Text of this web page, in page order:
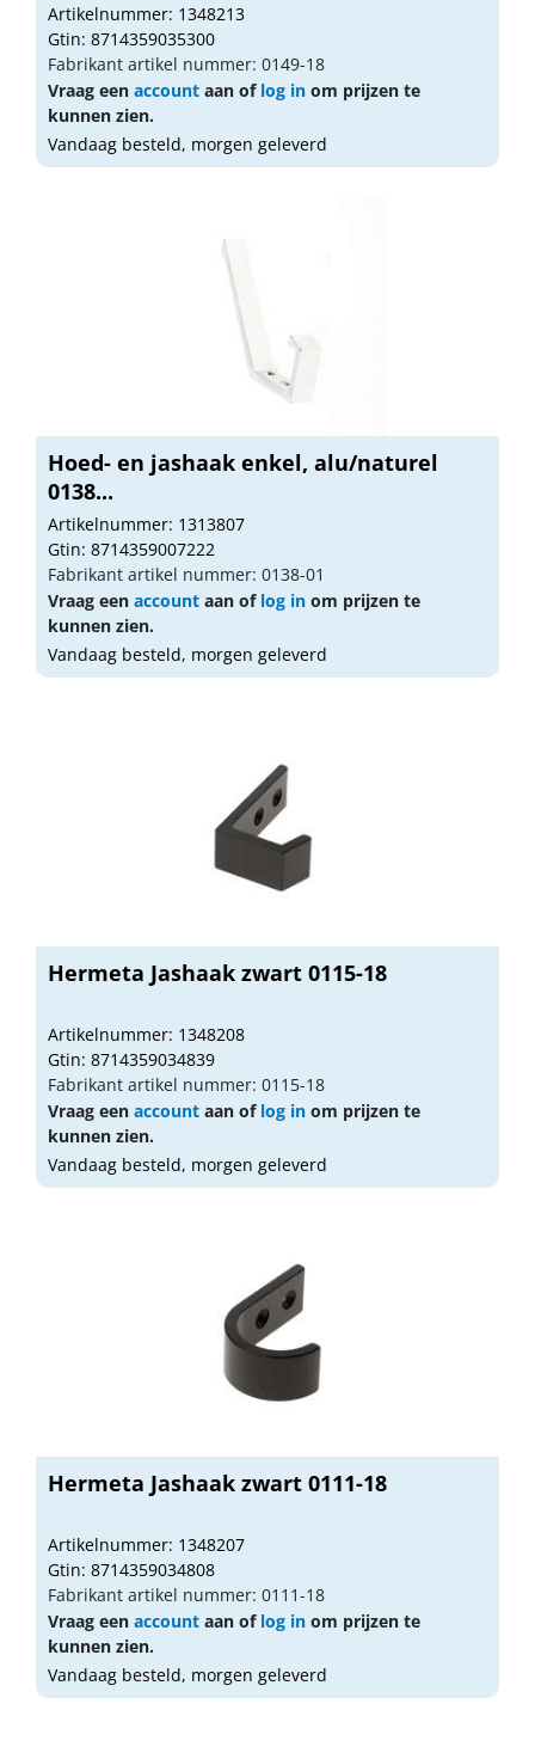
Artikelnummer: 1348213
Gtin: 8714359035300
Fabrikant artikel nummer: 0149-18
Vraag een account aan of log in om prijzen te
kunnen zien.
Vandaag besteld, morgen geleverd
Hoed- en jashaak enkel, alu/naturel
0138...
Artikelnummer: 1313807
Gtin: 8714359007222
Fabrikant artikel nummer: 0138-01
Vraag een account aan of log in om prijzen te
kunnen zien.
Vandaag besteld, morgen geleverd
Hermeta Jashaak zwart 0115-18
Artikelnummer: 1348208
Gtin: 8714359034839
Fabrikant artikel nummer: 0115-18
Vraag een account aan of log in om prijzen te
kunnen zien.
Vandaag besteld, morgen geleverd
Hermeta Jashaak zwart 0111-18
Artikelnummer: 1348207
Gtin: 8714359034808
Fabrikant artikel nummer: 0111-18
Vraag een account aan of log in om prijzen te
kunnen zien.
Vandaag besteld, morgen geleverd